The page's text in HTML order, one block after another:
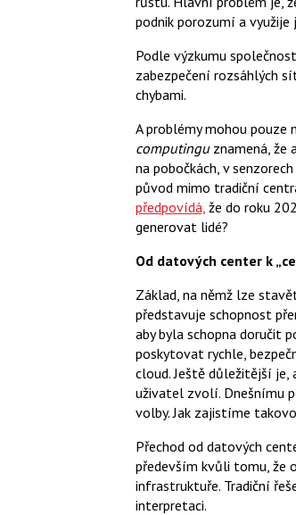
podnik porozumí a
Podle výzkumu
zabezpečení rozsáhlých
chybami.
A problémy mohou
computinguznamená, že
na pobočkách, v
původ mimo tradiční
předpovídá, že do roku
generovat lidé?
Od datových center k
Základ, na němž lze
představuje schopnost
aby byla schopna doručit
poskytovat rychle,
cloud. Ještě důležitější je,
uživatel zvolí. Dnešnímu
volby. Jak zajistíme
Přechod od datových
především kvůli tomu, že
infrastruktuře. Tradiční
interpretaci.